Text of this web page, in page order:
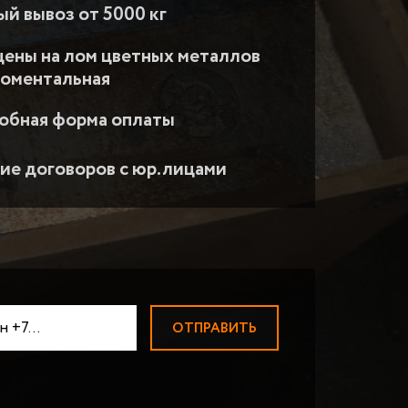
Прием вольфрамовой
ПРИЕМ НИКЕЛЯ
ТВЕРДОСПЛАВЫ ВК-ТК
ПРИЕМ ЦИРКОНИЯ
БЫСТРОРЕЗЫ
Быстрорезы Р6М5
ПРИЕМ СУРЬМЫ
вывоз от 5000 кг
на лом цветных металлов
форма оплаты
договоров с юр.лицами